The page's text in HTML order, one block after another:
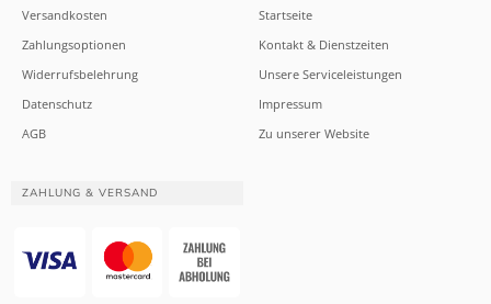
Versandkosten
Zahlungsoptionen
Widerrufsbelehrung
Datenschutz
AGB
Startseite
Kontakt & Dienstzeiten
Unsere Serviceleistungen
Impressum
Zu unserer Website
ZAHLUNG & VERSAND